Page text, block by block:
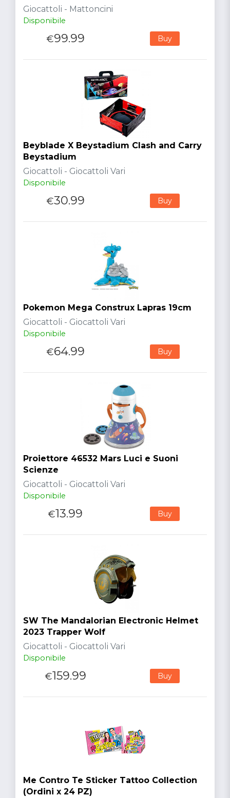
Giocattoli - Mattoncini
Disponibile
€99.99 Buy
Beyblade X Beystadium Clash and Carry
Beystadium
Giocattoli - Giocattoli Vari
Disponibile
€30.99 Buy
Pokemon Mega Construx Lapras 19cm
Giocattoli - Giocattoli Vari
Disponibile
€64.99 Buy
Proiettore 46532 Mars Luci e Suoni
Scienze
Giocattoli - Giocattoli Vari
Disponibile
€13.99 Buy
SW The Mandalorian Electronic Helmet
2023 Trapper Wolf
Giocattoli - Giocattoli Vari
Disponibile
€159.99 Buy
Me Contro Te Sticker Tattoo Collection
(Ordini x 24 PZ)